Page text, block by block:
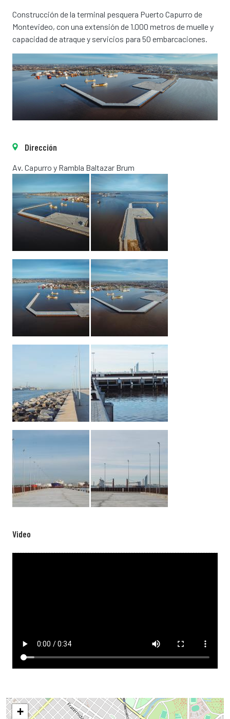
Construcción de la terminal pesquera Puerto Capurro de
Montevideo, con una extensión de 1.000 metros de muelle y
capacidad de atraque y servicios para 50 embarcaciones.
Dirección
Av. Capurro y Rambla Baltazar Brum
Video
+